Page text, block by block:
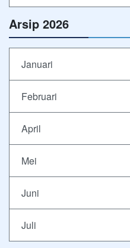
Arsip 2026
Januari
Februari
April
Mei
Juni
Juli